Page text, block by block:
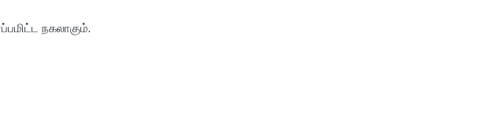
நகலாகும்.